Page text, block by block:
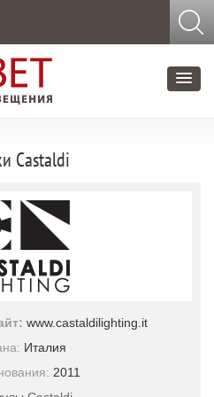
Castaldi
www.castaldilighting.it
Италия
2011